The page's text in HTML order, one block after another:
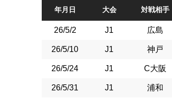
年月日 大会 対戦相手
26/5/2 J1 広島
26/5/10 J1 神戸
26/5/24 J1 C大阪
26/5/31 J1 浦和